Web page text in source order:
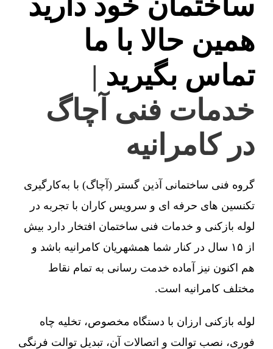
همین حالا با ما
تماس بگیرید |
خدمات فنی آچاگ
در کامرانیه
گروه فنی ساختمانی آذین گستر (آچاگ) با به‌کارگیری
تکنسین های حرفه ای و سرویس کاران با تجربه در
لوله بازکنی و خدمات فنی ساختمان افتخار دارد بیش
از ۱۵ سال در کنار شما همشهریان کامرانیه باشد و
هم اکنون نیز آماده خدمت رسانی به تمام نقاط
مختلف کامرانیه است.
لوله بازکنی ارزان با دستگاه مخصوص، تخلیه چاه
فوری، نصب توالت و اتصالات آن، تبدیل توالت فرنگی